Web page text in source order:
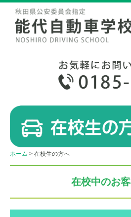
ホーム
教習について
教習の流れ
教習車種
ホーム 在校生の方へ
在校中のお